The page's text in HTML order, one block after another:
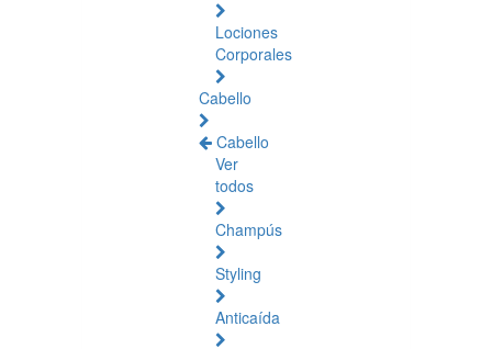
Lociones
Corporales
Cabello
Cabello
Ver
todos
Champús
Styling
Anticaída